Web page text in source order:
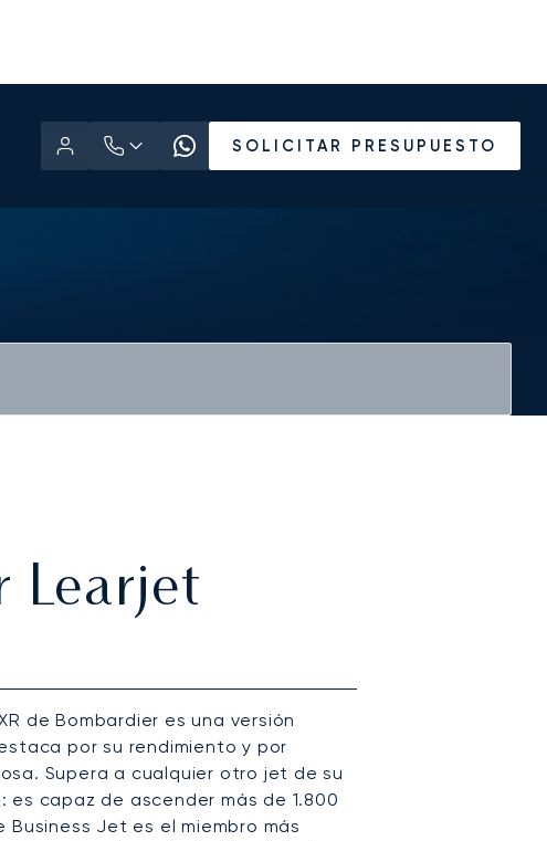
SOLICITAR PRESUPUESTO
Learjet
de Bombardier es una versión
por su rendimiento y por
Supera a cualquier otro jet de su
capaz de ascender más de 1.800
Business Jet es el miembro más